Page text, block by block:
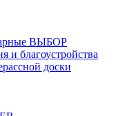
ВЫБОР
и благоустройства
доски